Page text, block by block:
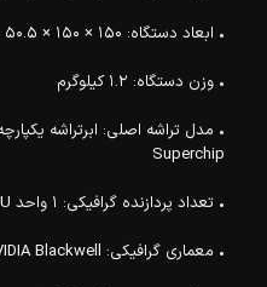
• ابعاد دستگاه: ۱۵۰ × ۱۵۰ × ۵۰.۵ میلی‌متر
• وزن دستگاه: ۱.۲ کیلوگرم
Superchip
• تعداد پردازنده گرافیکی: ۱ واحد GPU یکپارچه بلک‌ول
• معماری گرافیکی: NVIDIA Blackwell